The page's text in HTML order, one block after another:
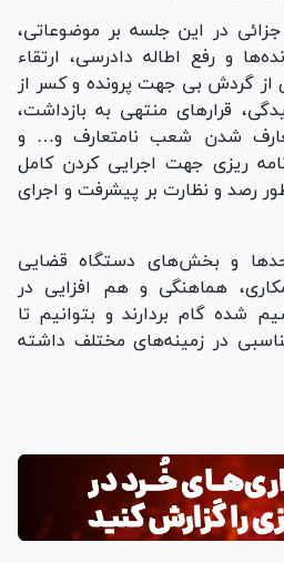
در این جلسه بر موضوعاتی،
و رفع اطاله دادرسی، ارتقاء
از گردش بی جهت پرونده و کسر از
قرار‌های منتهی به بازداشت،
شدن شعب نامتعارف و… و
ریزی جهت اجرایی کردن کامل
۱۴۰۴ به منظور رصد و نظارت بر پیشرفت و اجرای
و بخش‌های دستگاه قضایی
هماهنگی و هم افزایی در
شده گام بردارند و بتوانیم تا
عملکرد مناسبی در زمینه‌های مختلف داشته